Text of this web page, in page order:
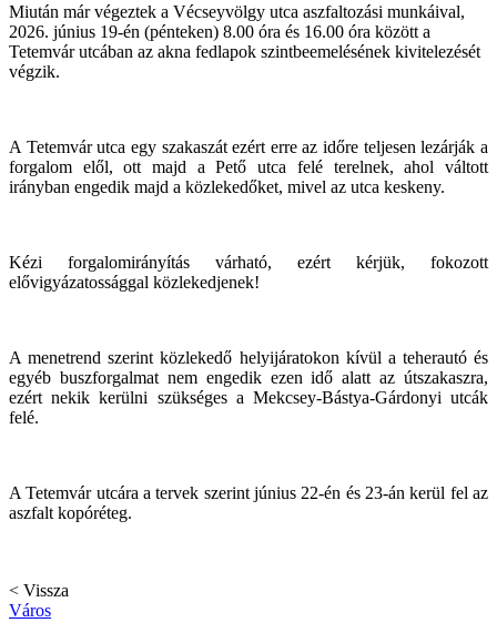
Miután már végeztek a Vécseyvölgy utca aszfaltozási munkáival,
2026. június 19-én (pénteken) 8.00 óra és 16.00 óra között a
Tetemvár utcában az akna fedlapok szintbeemelésének kivitelezését
végzik.
A Tetemvár utca egy szakaszát ezért erre az időre teljesen lezárják a
forgalom elől, ott majd a Pető utca felé terelnek, ahol váltott
irányban engedik majd a közlekedőket, mivel az utca keskeny.
Kézi forgalomirányítás várható, ezért kérjük, fokozott
elővigyázatossággal közlekedjenek!
A menetrend szerint közlekedő helyijáratokon kívül a teherautó és
egyéb buszforgalmat nem engedik ezen idő alatt az útszakaszra,
ezért nekik kerülni szükséges a Mekcsey-Bástya-Gárdonyi utcák
felé.
A Tetemvár utcára a tervek szerint június 22-én és 23-án kerül fel az
aszfalt kopóréteg.
< Vissza
Város